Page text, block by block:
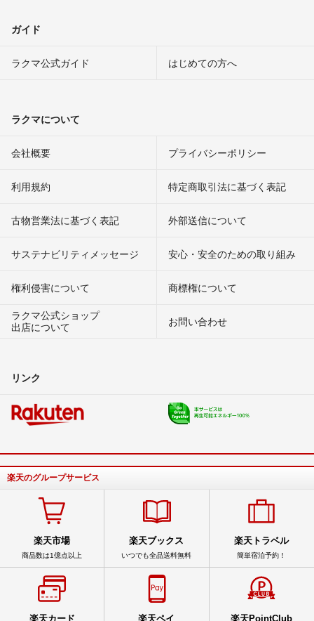
ガイド
ラクマ公式ガイド はじめての方へ
ラクマについて
会社概要 プライバシーポリシー
利用規約 特定商取引法に基づく表記
古物営業法に基づく表記 外部送信について
サステナビリティメッセージ 安心・安全のための取り組み
権利侵害について
商標権について
ラクマ公式ショップ
出店について
お問い合わせ
リンク
楽天のグループサービス
楽天市場
商品数は1億点以上
楽天ブックス
いつでも全品送料無料
楽天トラベル
簡単宿泊予約！
楽天カード 楽天ペイ 楽天PointClub